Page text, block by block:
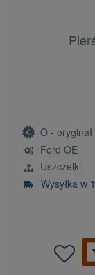
O -
Ford OE
Uszczelki
Wysyłka w